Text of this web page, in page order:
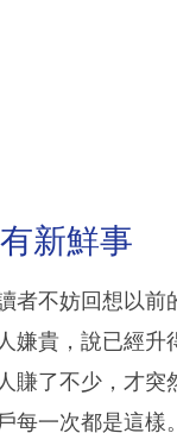
新鮮事
者不妨回想以
嫌貴，說已經
賺了不少，才
每一次都是這樣。